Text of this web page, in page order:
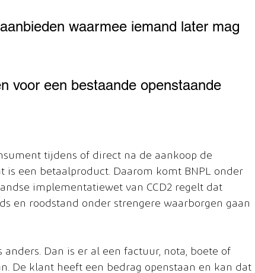
waarmee iemand later mag
voor een bestaande openstaande
tijdens of direct na de aankoop de
een betaalproduct. Daarom komt BNPL onder
implementatiewet van CCD2 regelt dat
en roodstand onder strengere waarborgen gaan
Dan is er al een factuur, nota, boete of
De klant heeft een bedrag openstaan en kan dat